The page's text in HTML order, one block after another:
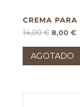
CREMA
14,00€ El
original
era:
8,00 €El
AGOTADO